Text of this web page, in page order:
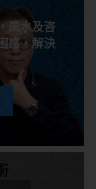
風水及咨
惑，解決